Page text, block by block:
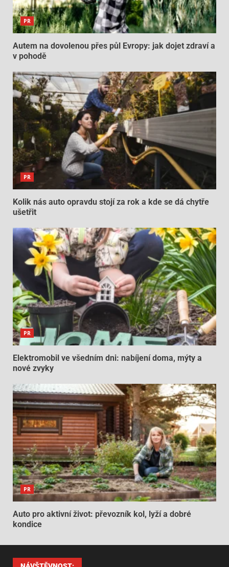
PR
Autem na dovolenou přes půl Evropy: jak dojet zdraví a
v pohodě
PR
Kolik nás auto opravdu stojí za rok a kde se dá chytře
ušetřit
PR
Elektromobil ve všedním dni: nabíjení doma, mýty a
nové zvyky
PR
Auto pro aktivní život: převozník kol, lyží a dobré
kondice